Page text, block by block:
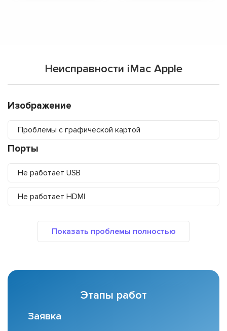
Неисправности iMac Apple
Изображение
Проблемы с графической картой
Порты
Не работает USB
Не работает HDMI
Этапы работ
Заявка